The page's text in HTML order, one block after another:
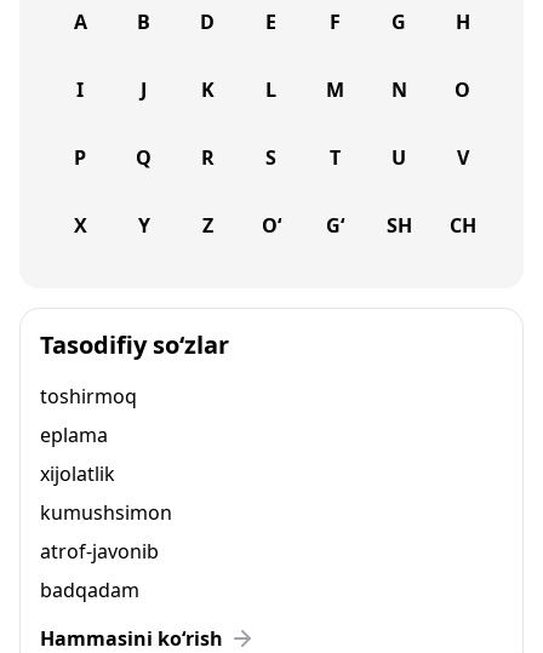
A B D E F G H
I J K L M N O
P Q R S T U V
X Y Z O‘ G‘ SH CH
Tasodifiy so‘zlar
toshirmoq
eplama
xijolatlik
kumushsimon
atrof-javonib
badqadam
Hammasini ko‘rish